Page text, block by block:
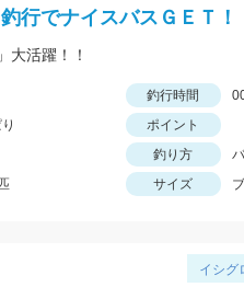
行でナイスバスＧＥＴ！
大活躍！！
釣行時間
ポイント
釣り方
サイズ
イシグ